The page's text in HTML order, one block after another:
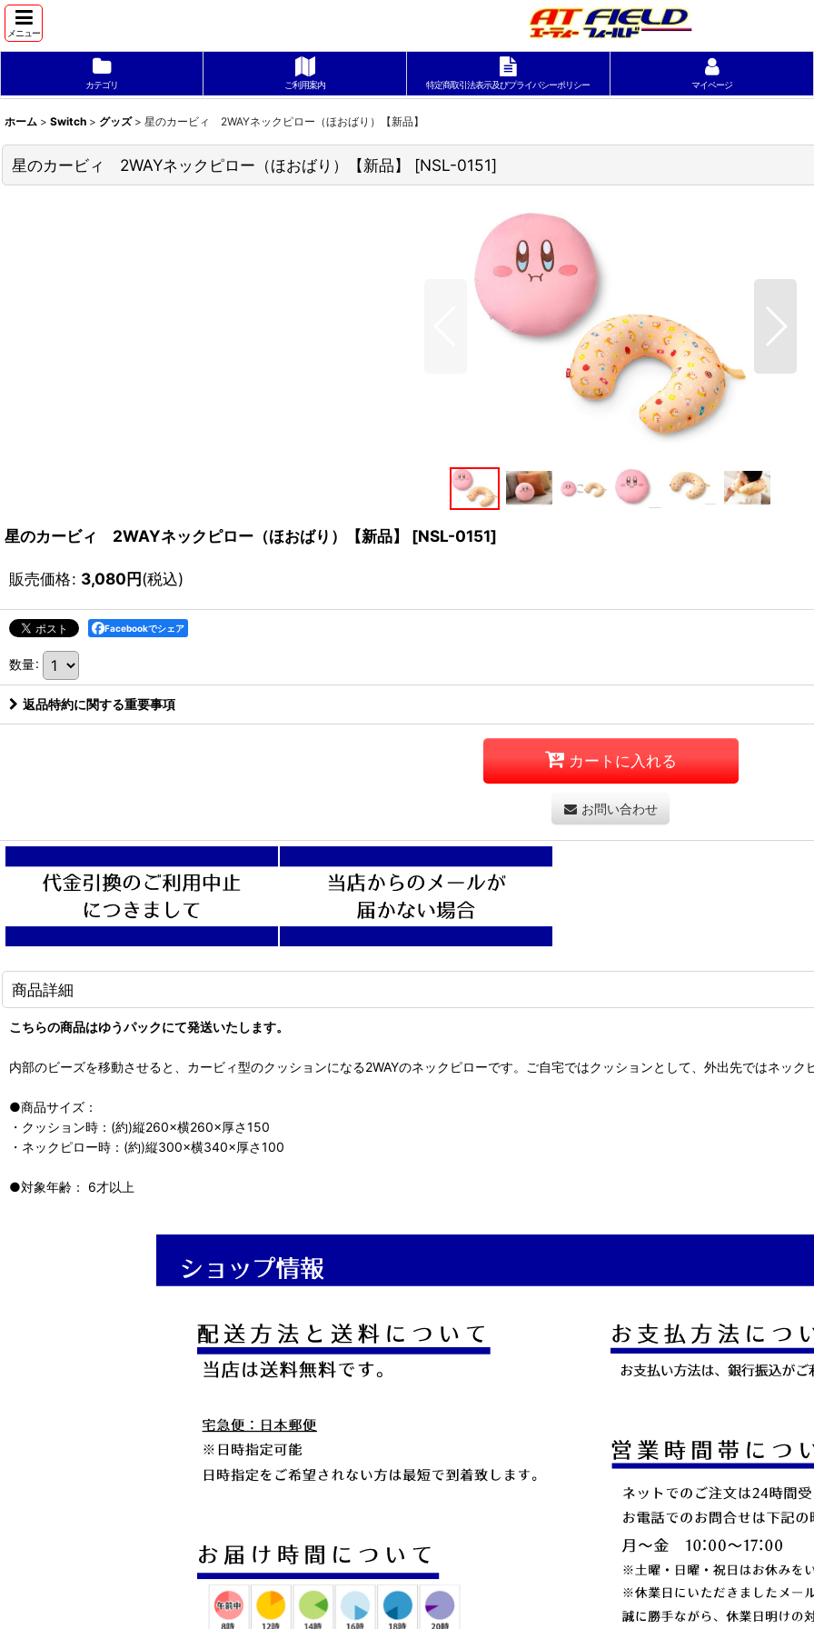
メニュー
カテゴリ ご利用案内 特定商取引法表示及びプライバシーポリシー マイページ
ホーム > Switch > グッズ > 星のカービィ 2WAYネックピロー（ほおばり）【新品】
星のカービィ 2WAYネックピロー（ほおばり）【新品】 [NSL-0151]
星のカービィ 2WAYネックピロー（ほおばり）【新品】 [NSL-0151]
販売価格: 3,080円(税込)
Facebookでシェア
数量:
返品特約に関する重要事項
カートに入れる
お問い合わせ
商品詳細
こちらの商品はゆうパックにて発送いたします。
内部のビーズを移動させると、カービィ型のクッションになる2WAYのネックピローです。ご自宅ではクッションとして、外出先ではネック
●商品サイズ：
・クッション時：(約)縦260×横260×厚さ150
・ネックピロー時：(約)縦300×横340×厚さ100
●対象年齢： 6才以上